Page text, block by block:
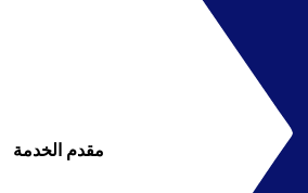
مقدم الخدمة